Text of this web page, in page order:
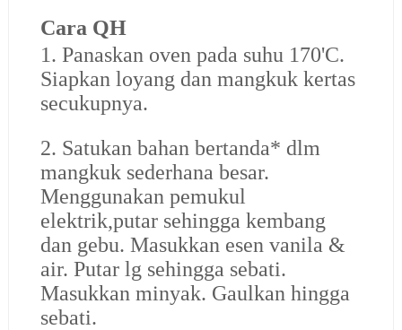
Cara QH
1. Panaskan oven pada suhu 170'C.
Siapkan loyang dan mangkuk kertas
secukupnya.
2. Satukan bahan bertanda* dlm
mangkuk sederhana besar.
Menggunakan pemukul
elektrik,putar sehingga kembang
dan gebu. Masukkan esen vanila &
air. Putar lg sehingga sebati.
Masukkan minyak. Gaulkan hingga
sebati.